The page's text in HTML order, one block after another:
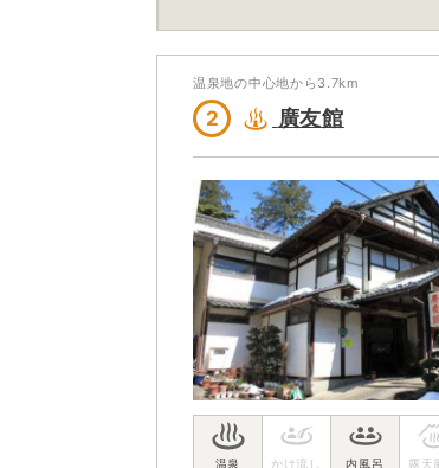
いのが特徴の温泉になってい
の古い温泉宿で、人目を気に
心身ともにリラックスすること
都心から約1時間半とアクセス
温泉地の中心地から3.7km
2 廣友館